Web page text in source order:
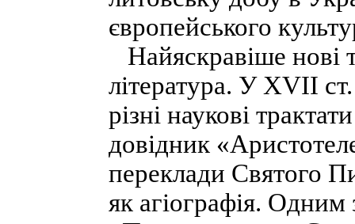
європейського
Найяскравіше нові
література. У XVII
різні наукові
довідник
переклади Святого
як агіографія.